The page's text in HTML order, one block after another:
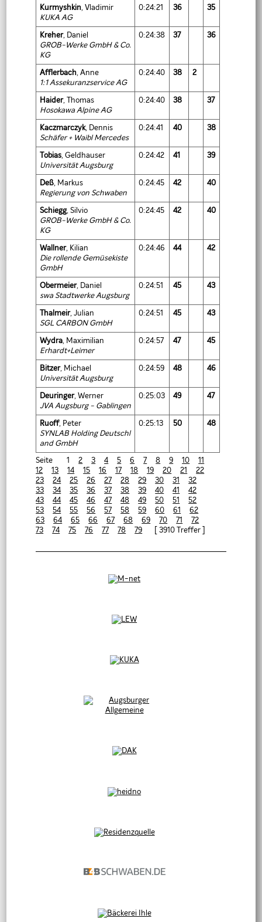
Kurmyshkin, Vladimir
KUKA AG
0:24:21 36 35
Kreher, Daniel
GROB-Werke GmbH & Co.
KG
0:24:38 37 36
Afflerbach, Anne
1:1 Assekuranzservice AG
0:24:40 38 2
Haider, Thomas
Hosokawa Alpine AG
0:24:40 38 37
Kaczmarczyk, Dennis
Schäfer + Waibl Mercedes
0:24:41 40 38
Tobias, Geldhauser
Universität Augsburg
0:24:42 41 39
Deß, Markus
Regierung von Schwaben
0:24:45 42 40
Schiegg, Silvio
GROB-Werke GmbH & Co.
KG
0:24:45 42 40
Wallner, Kilian
Die rollende Gemüsekiste
GmbH
0:24:46 44 42
Obermeier, Daniel
swa Stadtwerke Augsburg
0:24:51 45 43
Thalmeir, Julian
SGL CARBON GmbH
0:24:51 45 43
Wydra, Maximilian
Erhardt+Leimer
0:24:57 47 45
Bitzer, Michael
Universität Augsburg
0:24:59 48 46
Deuringer, Werner
JVA Augsburg - Gablingen
0:25:03 49 47
Ruoff, Peter
SYNLAB Holding Deutschl
and GmbH
0:25:13 50 48
Seite 12 3 4 5 6 7 8 9 10
11
12
13 14 15 16 17 18 19 20 21
22
23
24 25 26 27 28 29 30 31
32
33
34 35 36 37 38 39 40 41
42
43
44 45 46 47 48 49 50 51
52
53
54 55 56 57 58 59 60 61
62
63
64 65 66 67 68 69 70 71
72
73
74 75 76 77 78 79 [ 3910 Treffer ]